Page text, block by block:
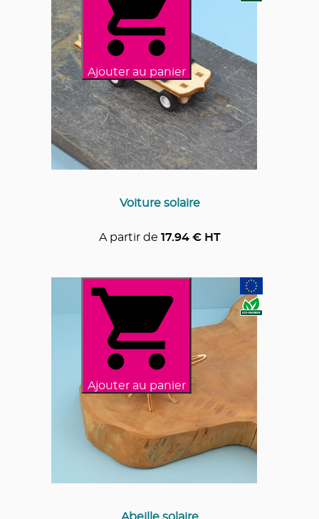
Ajouter au panier
Voiture solaire
A partir de 17.94€ HT
Ajouter au panier
Abeille solaire